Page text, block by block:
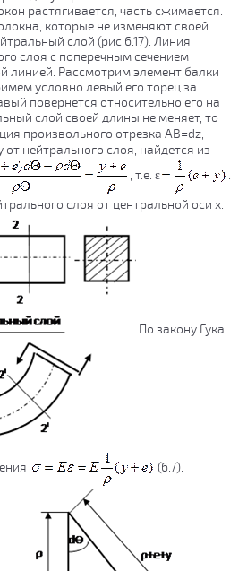
растягивается, часть сжимается.
которые не изменяют своей
слой (рис.6.17). Линия
слоя с поперечным сечением
линией. Рассмотрим элемент балки
условно левый его торец за
повернётся относительно его на
слой своей длины не меняет, то
произвольного отрезка АВ=dz,
от нейтрального слоя, найдется из
, т.е. ε
слоя от центральной оси х.
По закону Гука
(6.7).